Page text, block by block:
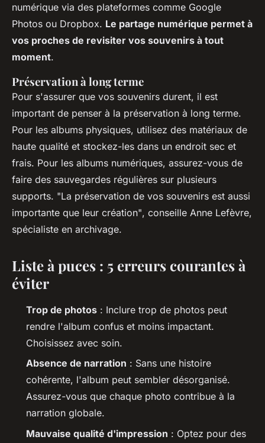
numérique via des plateformes comme Google
Photos ou Dropbox. Le partage numérique permet à
vos proches de revisiter vos souvenirs à tout
moment.
Préservation à long terme
Pour s'assurer que vos souvenirs durent, il est
important de penser à la préservation à long terme.
Pour les albums physiques, utilisez des matériaux de
haute qualité et stockez-les dans un endroit sec et
frais. Pour les albums numériques, assurez-vous de
faire des sauvegardes régulières sur plusieurs
supports. "La préservation de vos souvenirs est aussi
importante que leur création", conseille Anne Lefèvre,
spécialiste en archivage.
Liste à puces : 5 erreurs courantes à
éviter
Trop de photos : Inclure trop de photos peut
rendre l'album confus et moins impactant.
Choisissez avec soin.
Absence de narration : Sans une histoire
cohérente, l'album peut sembler désorganisé.
Assurez-vous que chaque photo contribue à la
narration globale.
Mauvaise qualité d'impression : Optez pour des